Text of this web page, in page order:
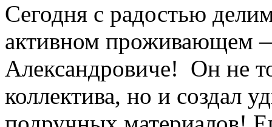
Сегодня с радостью
активном проживающем
Александровиче! Он не
коллектива, но и создал